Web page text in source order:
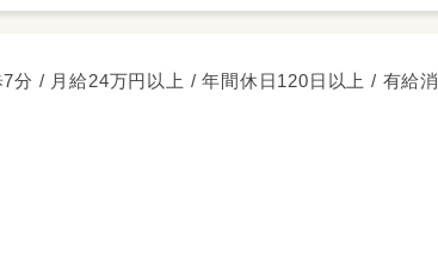
/ 月給24万円以上 / 年間休日120日以上 / 有給消